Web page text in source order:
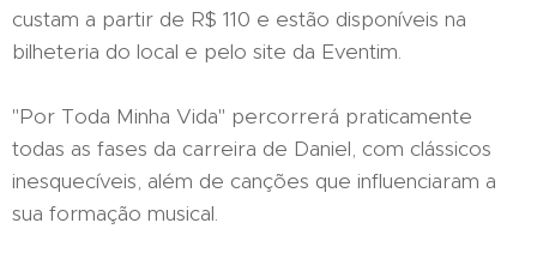
custam a partir de R$ 110 e estão disponíveis na
bilheteria do local e pelo site da Eventim.
"Por Toda Minha Vida" percorrerá praticamente
todas as fases da carreira de Daniel, com clássicos
inesquecíveis, além de canções que influenciaram a
sua formação musical.